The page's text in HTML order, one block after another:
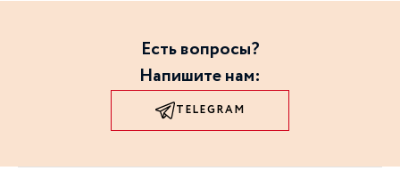
Есть вопросы?
Напишите нам:
TELEGRAM